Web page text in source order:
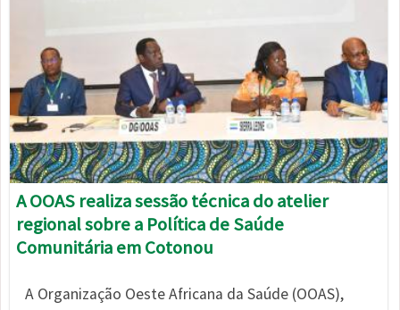
A OOAS realiza sessão técnica do atelier
regional sobre a Política de Saúde
Comunitária em Cotonou
A Organização Oeste Africana da Saúde (OOAS),